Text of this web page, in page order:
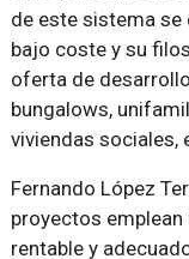
de este sistema se
bajo coste y su
oferta de
bungalows,
viviendas sociales,
Fernando López
proyectos
rentable y